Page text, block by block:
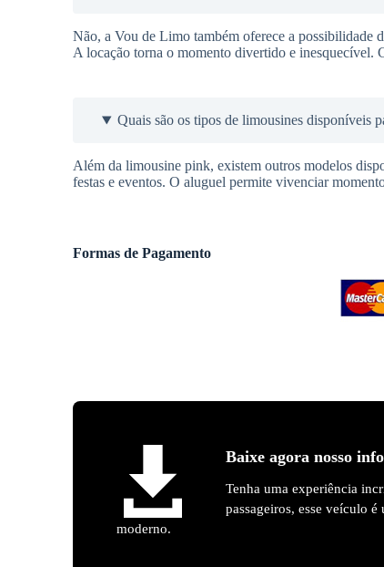
Não, a Vou de Limo também oferece a possibilidade
A locação torna o momento divertido e inesquecível.
Quais são os tipos de limousines disponíveis
Além da limousine pink, existem outros modelos
festas e eventos. O aluguel permite vivenciar
Formas de Pagamento
Baixe agora nosso
Tenha uma experiência
passageiros, esse veículo
moderno.